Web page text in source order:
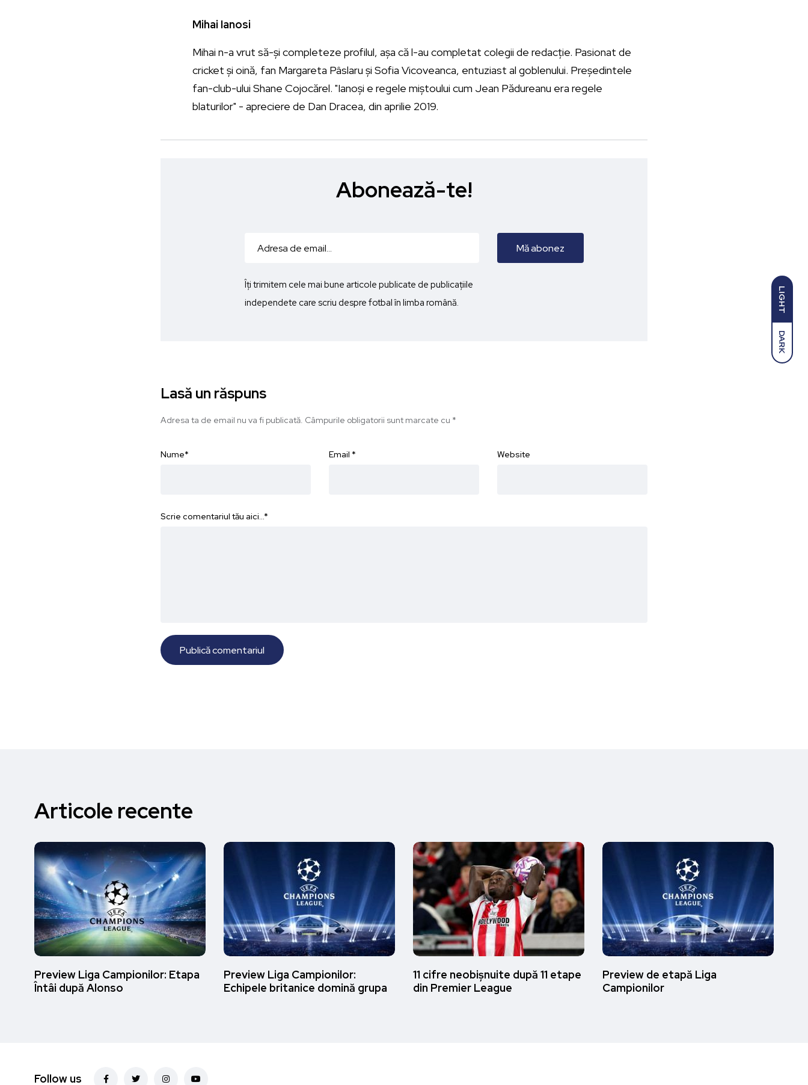
LIGHT
DARK
Mihai Ianosi
Mihai n-a vrut să-și completeze profilul, așa că l-au completat colegii de redacție. Pasionat de
cricket și oină, fan Margareta Pâslaru și Sofia Vicoveanca, entuziast al goblenului. Președintele
fan-club-ului Shane Cojocărel. "Ianoși e regele miștoului cum Jean Pădureanu era regele
blaturilor" - apreciere de Dan Dracea, din aprilie 2019.
Abonează-te!
Îți trimitem cele mai bune articole publicate de publicațiile
independete care scriu despre fotbal în limba română.
Lasă un răspuns
Adresa ta de email nu va fi publicată. Câmpurile obligatorii sunt marcate cu *
Nume* Email * Website
Scrie comentariul tău aici...*
Articole recente
Preview Liga Campionilor: Etapa
Întâi după Alonso
Preview Liga Campionilor:
Echipele britanice domină grupa
11 cifre neobișnuite după 11 etape
din Premier League
Preview de etapă Liga
Campionilor
Follow us